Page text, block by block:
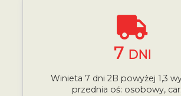
7 DNI
Winieta 7 dni 2B powyżej 1,3
przednia oś: osobowy,